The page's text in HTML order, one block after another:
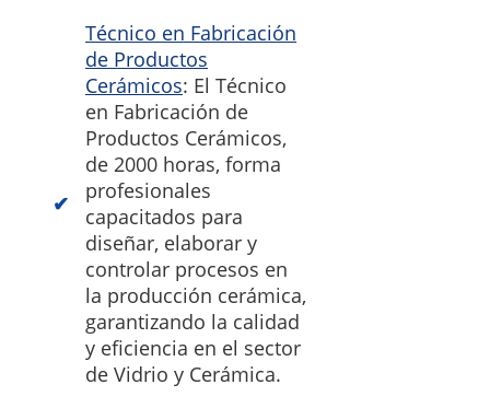
Técnico en Fabricación
de Productos
Cerámicos: El Técnico
en Fabricación de
Productos Cerámicos,
de 2000 horas, forma
profesionales
capacitados para
diseñar, elaborar y
controlar procesos en
la producción cerámica,
garantizando la calidad
y eficiencia en el sector
de Vidrio y Cerámica.